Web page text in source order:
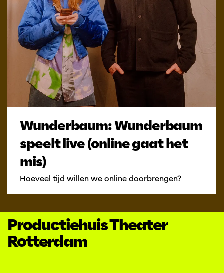
Wunderbaum: Wunderbaum
speelt live (online gaat het
mis)
Hoeveel tijd willen we online doorbrengen?
Productiehuis Theater
Rotterdam